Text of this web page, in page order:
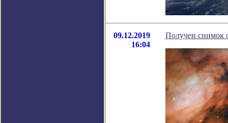
09.12.2019
16:04
Получен снимок